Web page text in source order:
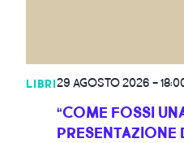
LIBRI29 AGOSTO 2026 -
“COME FOSSI
PRESENTAZIONE